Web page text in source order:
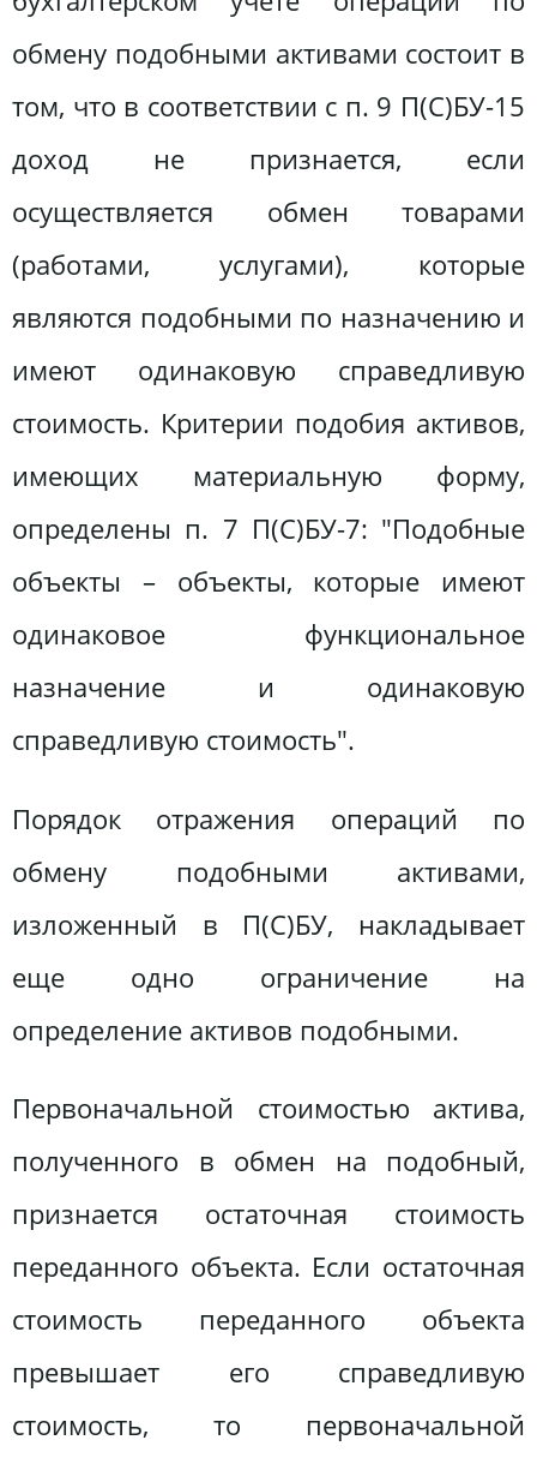
обмену подобными активами состоит в
том, что в соответствии с п. 9 П(С)БУ-15
доход не признается, если
осуществляется обмен товарами
(работами, услугами), которые
являются подобными по назначению и
имеют одинаковую справедливую
стоимость. Критерии подобия активов,
имеющих материальную форму,
определены п. 7 П(С)БУ-7: "Подобные
объекты – объекты, которые имеют
одинаковое функциональное
назначение и одинаковую
справедливую стоимость".
Порядок отражения операций по
обмену подобными активами,
изложенный в П(С)БУ, накладывает
еще одно ограничение на
определение активов подобными.
Первоначальной стоимостью актива,
полученного в обмен на подобный,
признается остаточная стоимость
переданного объекта. Если остаточная
стоимость переданного объекта
превышает его справедливую
стоимость, то первоначальной